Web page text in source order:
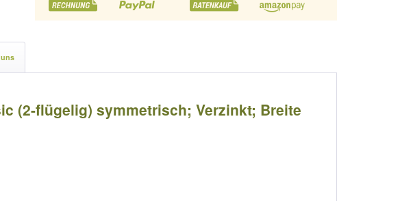
(2-flügelig) symmetrisch; Verzinkt; Breite